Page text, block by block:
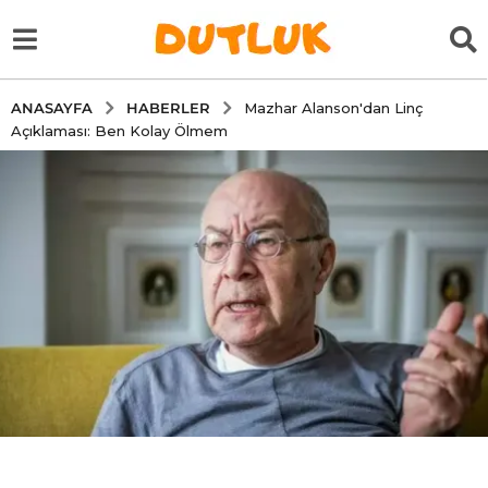
ANASAYFA HABERLER
Mazhar Alanson'dan Linç
Açıklaması: Ben Kolay Ölmem